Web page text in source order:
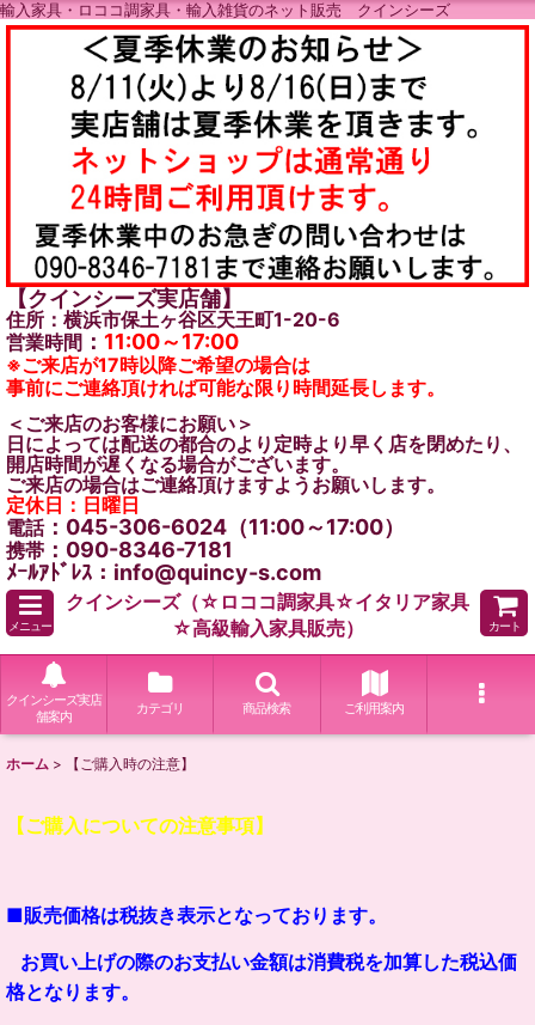
輸入家具・ロココ調家具・輸入雑貨のネット販売 クインシーズ
【クインシーズ実店舗】
住所：横浜市保土ヶ谷区天王町1-20-6
営業時間 ： 11:00～17:00
※ご来店が17時以降ご希望の場合は
事前にご連絡頂ければ可能な限り時間延長します。
＜ご来店のお客様にお願い＞
日によっては配送の都合のより定時より早く店を閉めたり、
開店時間が遅くなる場合がございます。
ご来店の場合はご連絡頂けますようお願いします。
定休日：日曜日
電話：045-306-6024（11:00～17:00）
携帯 ：090-8346-7181
ﾒｰﾙｱﾄﾞﾚｽ：info@quincy-s.com
メニュー
クインシーズ（☆ロココ調家具☆イタリア家具
☆高級輸入家具販売）
カート
クインシーズ実店
舗案内
カテゴリ 商品検索 ご利用案内
ホーム > 【ご購入時の注意】
【ご購入についての注意事項】
■販売価格は税抜き表示となっております。
お買い上げの際のお支払い金額は消費税を加算した税込価
格となります。